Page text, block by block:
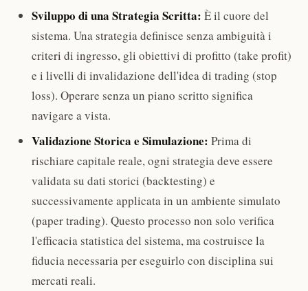
Sviluppo di una Strategia Scritta: È il cuore del
sistema. Una strategia definisce senza ambiguità i
criteri di ingresso, gli obiettivi di profitto (take profit)
e i livelli di invalidazione dell'idea di trading (stop
loss). Operare senza un piano scritto significa
navigare a vista.
Validazione Storica e Simulazione: Prima di
rischiare capitale reale, ogni strategia deve essere
validata su dati storici (backtesting) e
successivamente applicata in un ambiente simulato
(paper trading). Questo processo non solo verifica
l'efficacia statistica del sistema, ma costruisce la
fiducia necessaria per eseguirlo con disciplina sui
mercati reali.